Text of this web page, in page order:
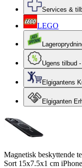
Services &
LEGO
Ugens tilbud
Elgigantens
Elgiganten
Magnetisk beskyttende
Sort 15x7.5x1 cm